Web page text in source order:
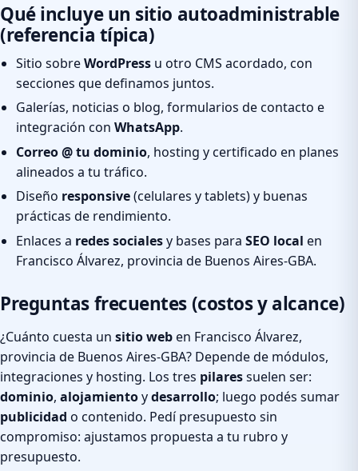
Qué incluye un sitio autoadministrable
(referencia típica)
Sitio sobreWordPress u otro CMS acordado, con
secciones que definamos juntos.
Galerías, noticias o blog, formularios de contacto e
integración con WhatsApp.
Correo @ tu dominio, hosting y certificado en planes
alineados a tu tráfico.
Diseño responsive(celulares y tablets) y buenas
prácticas de rendimiento.
Enlaces a redes socialesy bases para SEO local en
Francisco Álvarez, provincia de Buenos Aires-GBA.
Preguntas frecuentes (costos y alcance)
¿Cuánto cuesta un sitio weben Francisco Álvarez,
provincia de Buenos Aires-GBA? Depende de módulos,
integraciones y hosting. Los tres pilaressuelen ser:
dominio, alojamientoydesarrollo; luego podés sumar
publicidad o contenido. Pedí presupuesto sin
compromiso: ajustamos propuesta a tu rubro y
presupuesto.